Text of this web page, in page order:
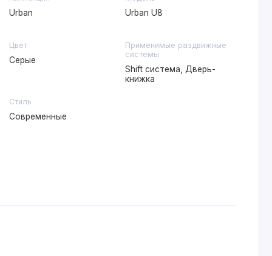
Urban Urban U8
Цвет
Серые
Применимые раздвижные
системы
Shift система, Дверь-
книжка
Стиль
Современные